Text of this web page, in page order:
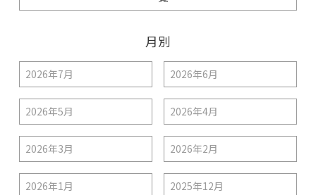
月別
2026年7月 2026年6月
2026年5月 2026年4月
2026年3月 2026年2月
2026年1月 2025年12月